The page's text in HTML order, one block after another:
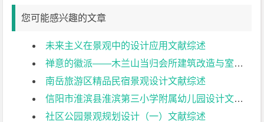
您可能感兴趣的文章
未来主义在景观中的设计应用文献综述
禅意的徽派——木兰山当归会所建筑改造与室内设计（一）文献综述
南岳旅游区精品民宿景观设计文献综述
信阳市淮滨县淮滨第三小学附属幼儿园设计文献综述
社区公园景观规划设计（一）文献综述